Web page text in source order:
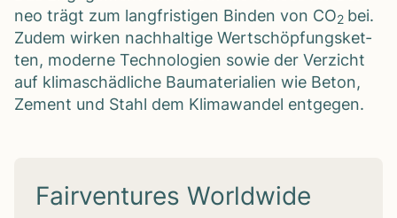
neo trägt zum lang­fris­ti­gen Bin­den von CO2 bei.
Zudem wir­ken nach­hal­tige Wert­schöp­fungs­ket­
ten, moderne Tech­no­lo­gien sowie der Ver­zicht
auf kli­ma­schäd­li­che Bau­ma­te­ria­lien wie Beton,
Zement und Stahl dem Kli­ma­wan­del ent­ge­gen.
Fairventures Worldwide